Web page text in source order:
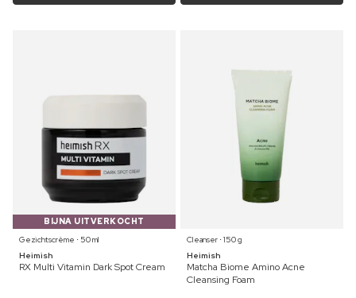
BIJNA UITVERKOCHT
Gezichtscrème ⋅ 50 ml
Heimish
RX Multi Vitamin Dark Spot Cream
Cleanser ⋅ 150 g
Heimish
Matcha Biome Amino Acne
Cleansing Foam